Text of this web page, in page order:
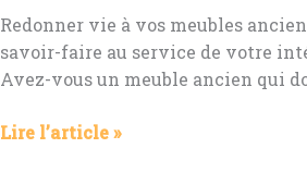
Redonner vie à vos meubles
savoir-faire au service de votre
Avez-vous un meuble ancien qui
Ébéniste
Lire l’article »